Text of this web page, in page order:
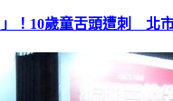
！10歲童舌頭遭刺 北